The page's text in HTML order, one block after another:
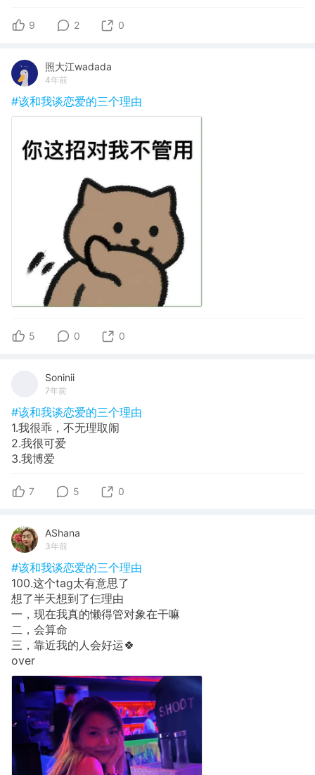
9 2 0
照大江wadada
4年前
#该和我谈恋爱的三个理由
5 0 0
Soninii
7年前
#该和我谈恋爱的三个理由
1.我很乖，不无理取闹
2.我很可爱
3.我博爱
7 5 0
AShana
3年前
#该和我谈恋爱的三个理由
100.这个tag太有意思了
想了半天想到了仨理由
一，现在我真的懒得管对象在干嘛
二，会算命
三，靠近我的人会好运🍀
over